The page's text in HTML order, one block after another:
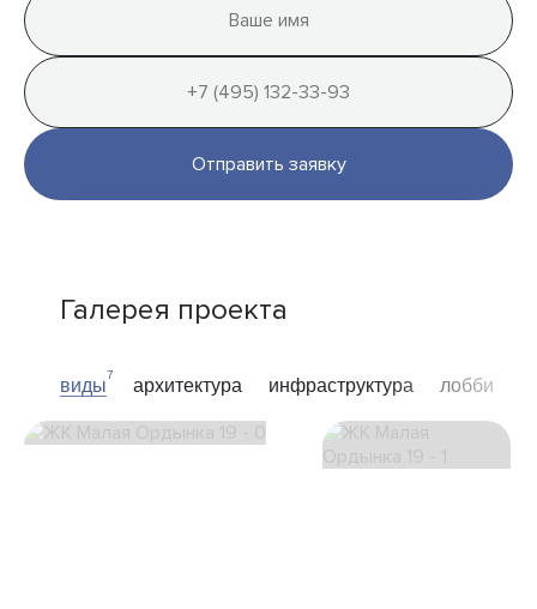
Отправить заявку
Галерея проекта
виды
7
архитектура инфраструктура лобби